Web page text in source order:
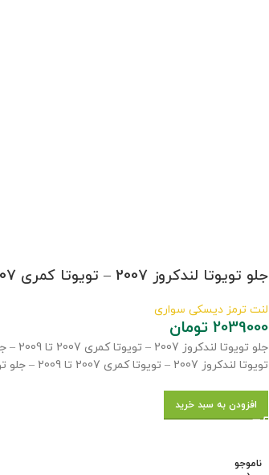
جلو تویوتا لندکروز 2007 – تویوتا کمری 2007 تا 2009 – جلو تویوتا لکسوس 2009
لنت ترمز دیسکی سواری
2039000 تومان
تویوتا لندکروز 2007 – تویوتا کمری 2007 تا 2009 – جلو تویوتا لکسوس 2009جلو تویوتا لندکروز 2007 – تویوتا کمری 2007 تا 2009 – جلو تویوتا لکسوس 2009
افزودن به سبد خرید
ناموجو